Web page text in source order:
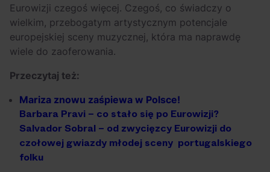
Eurowizji czegoś więcej. Czegoś, co świadczy o
wielkim, przebogatym artystycznym potencjale
europejskiej sceny muzycznej, która ma naprawdę
wiele do zaoferowania.
Przeczytaj też:
Mariza znowu zaśpiewa w Polsce!
Barbara Pravi – co stało się po Eurowizji?
Salvador Sobral – od zwycięzcy Eurowizji do
czołowejgwiazdy młodej sceny portugalskiego
folku